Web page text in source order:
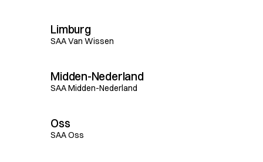
Limburg
SAA Van Wissen
Midden-Nederland
SAA Midden-Nederland
Oss
SAA Oss